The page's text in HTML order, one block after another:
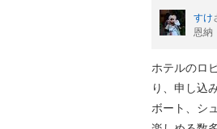
今回は3
ップグレ
ただ、マ
すけ
恩納
ホテルのロ
り、申し込
ボート、シ